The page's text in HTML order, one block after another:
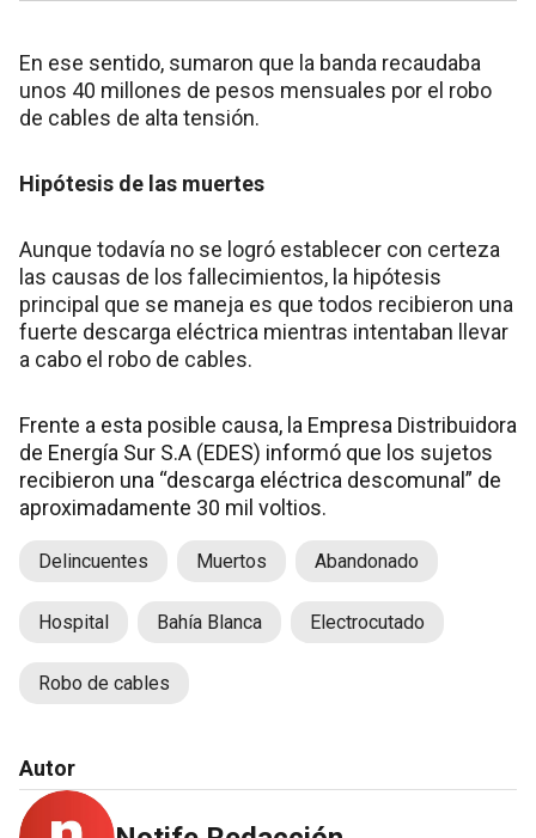
En ese sentido, sumaron que la banda recaudaba
unos 40 millones de pesos mensuales por el robo
de cables de alta tensión.
Hipótesis de las muertes
Aunque todavía no se logró establecer con certeza
las causas de los fallecimientos, la hipótesis
principal que se maneja es que todos recibieron una
fuerte descarga eléctrica mientras intentaban llevar
a cabo el robo de cables.
Frente a esta posible causa, la Empresa Distribuidora
de Energía Sur S.A (EDES) informó que los sujetos
recibieron una “descarga eléctrica descomunal” de
aproximadamente 30 mil voltios.
Delincuentes Muertos Abandonado
Hospital Bahía Blanca Electrocutado
Robo de cables
Autor